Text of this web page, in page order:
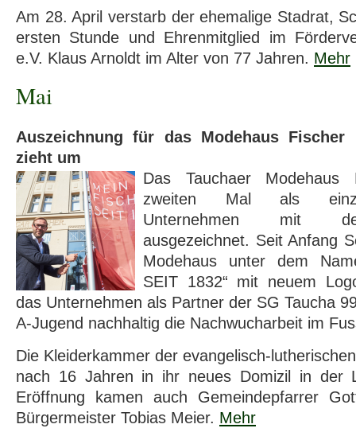
Am 28. April verstarb der ehemalige Stadrat,
ersten Stunde und Ehrenmitglied im
e.V. Klaus Arnoldt im Alter von 77 Jahren. Mehr
Mai
Auszeichnung für das Modehaus Fischer
zieht um
Das Tauchaer Modehaus
zweiten Mal als
Unternehmen mit
ausgezeichnet. Seit Anfang
Modehaus unter dem
SEIT 1832“ mit neuem
das Unternehmen als Partner der SG Taucha
A-Jugend nachhaltig die Nachwucharbeit im
Die Kleiderkammer der evangelisch-
nach 16 Jahren in ihr neues Domizil in der
Eröffnung kamen auch Gemeindepfarrer
Bürgermeister Tobias Meier. Mehr